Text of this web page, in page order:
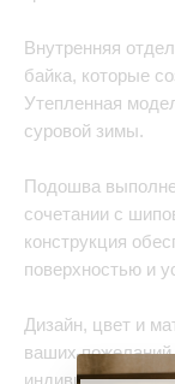
Внутренняя
байка, которые
Утепленная
суровой зимы.
Подошва
сочетании с
конструкция
поверхностью и
Дизайн, цвет и
ваших
индивидуально